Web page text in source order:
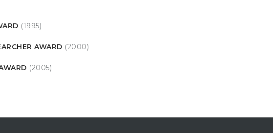
(1995)
AWARD (2000)
(2005)